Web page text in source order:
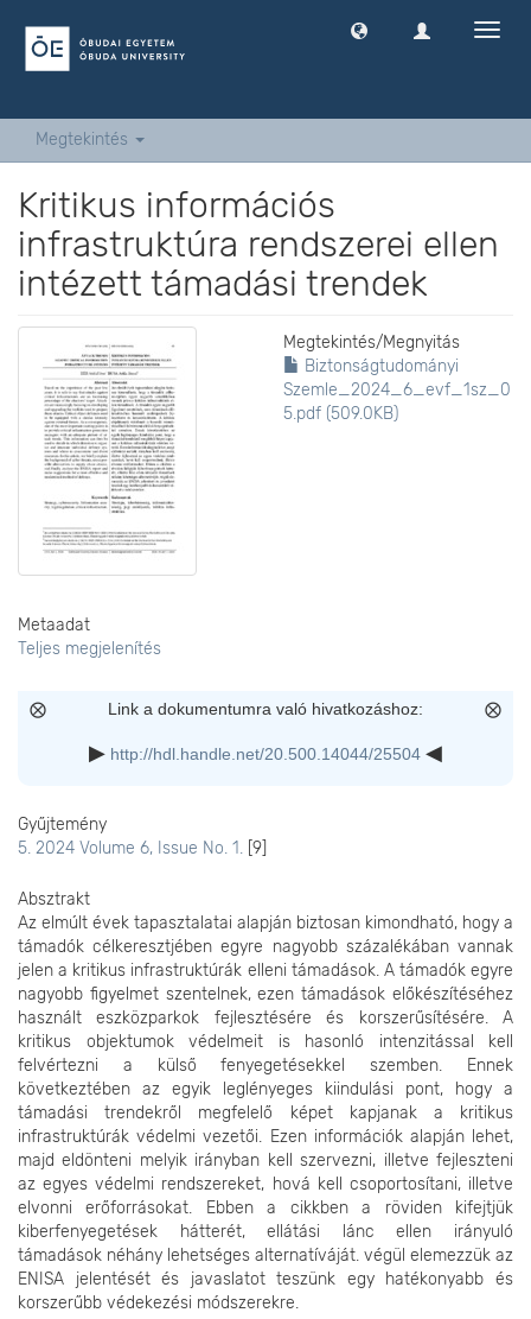
Megtekintés
Kritikus információs
infrastruktúra rendszerei ellen
intézett támadási trendek
Megtekintés/Megnyitás
Biztonságtudományi
Szemle_2024_6_evf_1sz_0
5.pdf (509.0KB)
Metaadat
Teljes megjelenítés
Link a dokumentumra való hivatkozáshoz:
http://hdl.handle.net/20.500.14044/25504
Gyűjtemény
5. 2024 Volume 6, Issue No. 1. [9]
Absztrakt
Az elmúlt évek tapasztalatai alapján biztosan kimondható, hogy a
támadók célkeresztjében egyre nagyobb százalékában vannak
jelen a kritikus infrastruktúrák elleni támadások. A támadók egyre
nagyobb figyelmet szentelnek, ezen támadások előkészítéséhez
használt eszközparkok fejlesztésére és korszerűsítésére. A
kritikus objektumok védelmeit is hasonló intenzitással kell
felvértezni a külső fenyegetésekkel szemben. Ennek
következtében az egyik leglényeges kiindulási pont, hogy a
támadási trendekről megfelelő képet kapjanak a kritikus
infrastruktúrák védelmi vezetői. Ezen információk alapján lehet,
majd eldönteni melyik irányban kell szervezni, illetve fejleszteni
az egyes védelmi rendszereket, hová kell csoportosítani, illetve
elvonni erőforrásokat. Ebben a cikkben a röviden kifejtjük
kiberfenyegetések hátterét, ellátási lánc ellen irányuló
támadások néhány lehetséges alternatíváját. végül elemezzük az
ENISA jelentését és javaslatot teszünk egy hatékonyabb és
korszerűbb védekezési módszerekre.